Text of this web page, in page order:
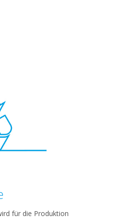
für die Produktion